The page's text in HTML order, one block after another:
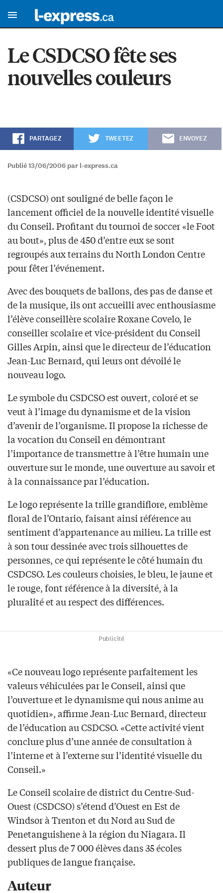
Le CSDCSO fête ses
nouvelles couleurs
PARTAGEZ TWEETEZ ENVOYEZ
Publié 13/06/2006 par l-express.ca
(CSDCSO) ont souligné de belle façon le
lancement officiel de la nouvelle identité visuelle
du Conseil. Profitant du tournoi de soccer «le Foot
au bout», plus de 450 d’entre eux se sont
regroupés aux terrains du North London Centre
pour fêter l’événement.
Avec des bouquets de ballons, des pas de danse et
de la musique, ils ont accueilli avec enthousiasme
l’élève conseillère scolaire Roxane Covelo, le
conseiller scolaire et vice-président du Conseil
Gilles Arpin, ainsi que le directeur de l’éducation
Jean-Luc Bernard, qui leurs ont dévoilé le
nouveau logo.
Le symbole du CSDCSO est ouvert, coloré et se
veut à l’image du dynamisme et de la vision
d’avenir de l’organisme. Il propose la richesse de
la vocation du Conseil en démontrant
l’importance de transmettre à l’être humain une
ouverture sur le monde, une ouverture au savoir et
à la connaissance par l’éducation.
Le logo représente la trille grandiflore, emblème
floral de l’Ontario, faisant ainsi référence au
sentiment d’appartenance au milieu. La trille est
à son tour dessinée avec trois silhouettes de
personnes, ce qui représente le côté humain du
CSDCSO. Les couleurs choisies, le bleu, le jaune et
le rouge, font référence à la diversité, à la
pluralité et au respect des différences.
Publicité
«Ce nouveau logo représente parfaitement les
valeurs véhiculées par le Conseil, ainsi que
l’ouverture et le dynamisme qui nous anime au
quotidien», affirme Jean-Luc Bernard, directeur
de l’éducation au CSDCSO. «Cette activité vient
conclure plus d’une année de consultation à
l’interne et à l’externe sur l’identité visuelle du
Conseil.»
Le Conseil scolaire de district du Centre-Sud-
Ouest (CSDCSO) s’étend d’Ouest en Est de
Windsor à Trenton et du Nord au Sud de
Penetanguishene à la région du Niagara. Il
dessert plus de 7 000 élèves dans 35 écoles
publiques de langue française.
Auteur